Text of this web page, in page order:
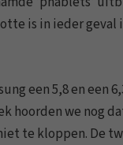
is in ieder
een 5,8 en een
hoorden we nog
te kloppen. De